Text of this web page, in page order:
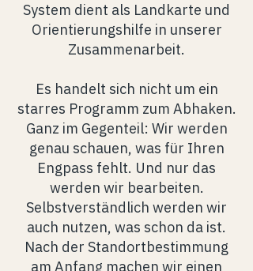
Kennen Sie diese
Situation?
Die Geschäftsführung hängt im
Tagesgeschäft fest und damit auch die
meisten Zukunftsideen
diffus und letzten Endes auf der Strecke
Führung geschieht situativ und persönlich,
System dient als Landkarte und
Orientierungshilfe in unserer
Zusammenarbeit.
Es handelt sich nicht um ein
starres Programm zum Abhaken.
Ganz im Gegenteil: Wir werden
genau schauen, was für Ihren
Engpass fehlt. Und nur das
werden wir bearbeiten.
Selbstverständlich werden wir
auch nutzen, was schon da ist.
Nach der Standortbestimmung
am Anfang machen wir einen